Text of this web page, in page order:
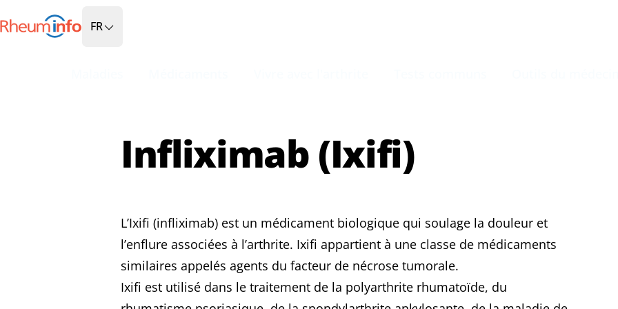
Aller à l'accueil FR
Infliximab (Ixifi)
L’Ixifi (infliximab) est un médicament biologique qui soulage la douleur et
l’enflure associées à l’arthrite. Ixifi appartient à une classe de médicaments
similaires appelés agents du facteur de nécrose tumorale.
Ixifi est utilisé dans le traitement de la polyarthrite rhumatoïde, du